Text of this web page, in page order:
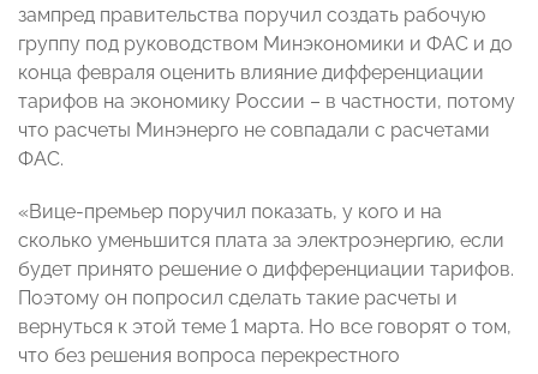
зампред правительства поручил создать рабочую
группу под руководством Минэкономики и ФАС и до
конца февраля оценить влияние дифференциации
тарифов на экономику России – в частности, потому
что расчеты Минэнерго не совпадали с расчетами
ФАС.
«Вице-премьер поручил показать, у кого и на
сколько уменьшится плата за электроэнергию, если
будет принято решение о дифференциации тарифов.
Поэтому он попросил сделать такие расчеты и
вернуться к этой теме 1 марта. Но все говорят о том,
что без решения вопроса перекрестного